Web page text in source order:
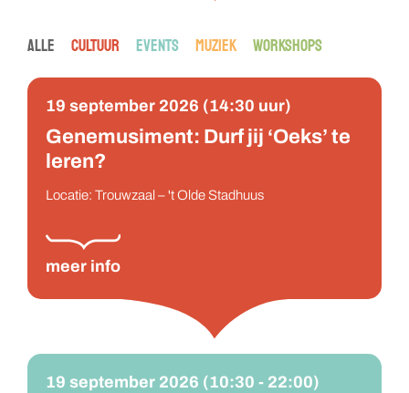
ALLE CULTUUR EVENTS MUZIEK WORKSHOPS
19 september 2026 (14:30 uur)
Genemusiment: Durf jij ‘Oeks’ te
leren?
Locatie: Trouwzaal – 't Olde Stadhuus
19 september 2026 (10:30 - 22:00)